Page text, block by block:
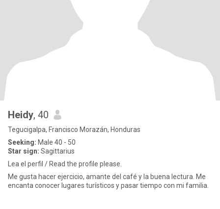
Heidy, 40
Tegucigalpa, Francisco Morazán, Honduras
Seeking: Male 40 - 50
Star sign: Sagittarius
Lea el perfil / Read the profile please.
Me gusta hacer ejercicio, amante del café y la buena lectura. Me
encanta conocer lugares turísticos y pasar tiempo con mi familia.